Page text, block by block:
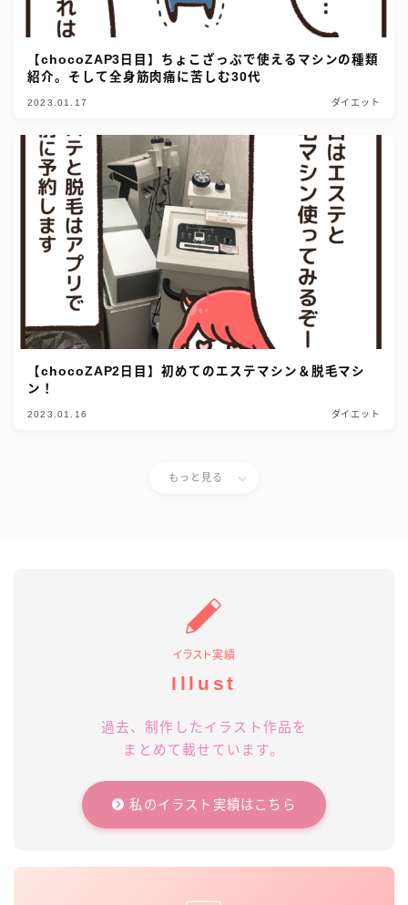
【chocoZAP3日目】ちょこざっぷで使えるマシンの種類
紹介。そして全身筋肉痛に苦しむ30代
2023.01.17 ダイエット
【chocoZAP2日目】初めてのエステマシン＆脱毛マシ
ン！
2023.01.16 ダイエット
もっと見る
イラスト実績
Illust
過去、制作したイラスト作品を
まとめて載せています。
私のイラスト実績はこちら